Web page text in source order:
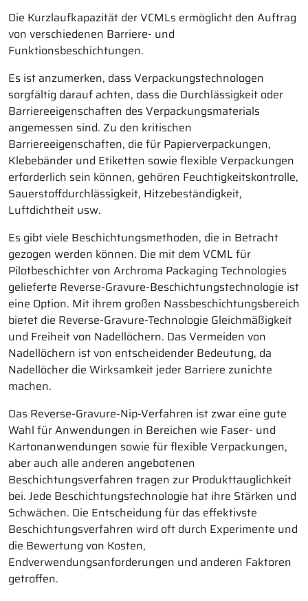
Die Kurzlaufkapazität der VCMLs ermöglicht den Auftrag
von verschiedenen Barriere- und
Funktionsbeschichtungen.
Es ist anzumerken, dass Verpackungstechnologen
sorgfältig darauf achten, dass die Durchlässigkeit oder
Barriereeigenschaften des Verpackungsmaterials
angemessen sind. Zu den kritischen
Barriereeigenschaften, die für Papierverpackungen,
Klebebänder und Etiketten sowie flexible Verpackungen
erforderlich sein können, gehören Feuchtigkeitskontrolle,
Sauerstoffdurchlässigkeit, Hitzebeständigkeit,
Luftdichtheit usw.
Es gibt viele Beschichtungsmethoden, die in Betracht
gezogen werden können. Die mit dem VCML für
Pilotbeschichter von Archroma Packaging Technologies
gelieferte Reverse-Gravure-Beschichtungstechnologie ist
eine Option. Mit ihrem großen Nassbeschichtungsbereich
bietet die Reverse-Gravure-Technologie Gleichmäßigkeit
und Freiheit von Nadellöchern. Das Vermeiden von
Nadellöchern ist von entscheidender Bedeutung, da
Nadellöcher die Wirksamkeit jeder Barriere zunichte
machen.
Das Reverse-Gravure-Nip-Verfahren ist zwar eine gute
Wahl für Anwendungen in Bereichen wie Faser- und
Kartonanwendungen sowie für flexible Verpackungen,
aber auch alle anderen angebotenen
Beschichtungsverfahren tragen zur Produkttauglichkeit
bei. Jede Beschichtungstechnologie hat ihre Stärken und
Schwächen. Die Entscheidung für das effektivste
Beschichtungsverfahren wird oft durch Experimente und
die Bewertung von Kosten,
Endverwendungsanforderungen und anderen Faktoren
getroffen.